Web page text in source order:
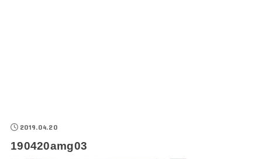
2019.04.20
190420amg03